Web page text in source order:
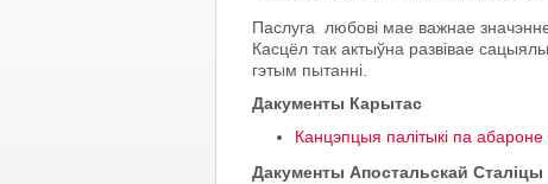
Паслуга любові мае важнае значэнне
Касцёл так актыўна развівае
гэтым пытанні.
Дакументы Карытас
Канцэпцыя палітыкі па
Дакументы Апостальскай Сталіцы